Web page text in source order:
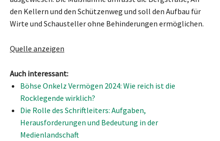
den Kellern und den Schützenweg und soll den Aufbau für
Wirte und Schausteller ohne Behinderungen ermöglichen.
Quelle anzeigen
Auch interessant:
Böhse Onkelz Vermögen 2024: Wie reich ist die
Rocklegende wirklich?
Die Rolle des Schriftleiters: Aufgaben,
Herausforderungen und Bedeutung in der
Medienlandschaft